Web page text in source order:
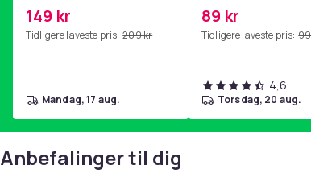
yoga og
hjemmegymnastikk Purple
149 kr
Tidligere laveste pris: 209 kr
mandag, 17 aug.
SoundLink Black
89 kr
Tidligere laveste pris:
4,6
torsdag, 20 aug.
Anbefalinger til dig